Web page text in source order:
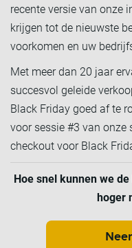
recente versie van onze
krijgen tot de nieuwste
voorkomen en uw
Met meer dan 20 jaar
succesvol geleide
Black Friday goed af te
voor sessie #3 van onze
checkout voor Black
Hoe snel kunnen we
hoger